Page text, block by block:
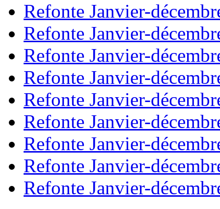
Refonte Janvier-
Refonte Janvier-
Refonte Janvier-
Refonte Janvier-
Refonte Janvier-
Refonte Janvier-
Refonte Janvier-
Refonte Janvier-
Refonte Janvier-